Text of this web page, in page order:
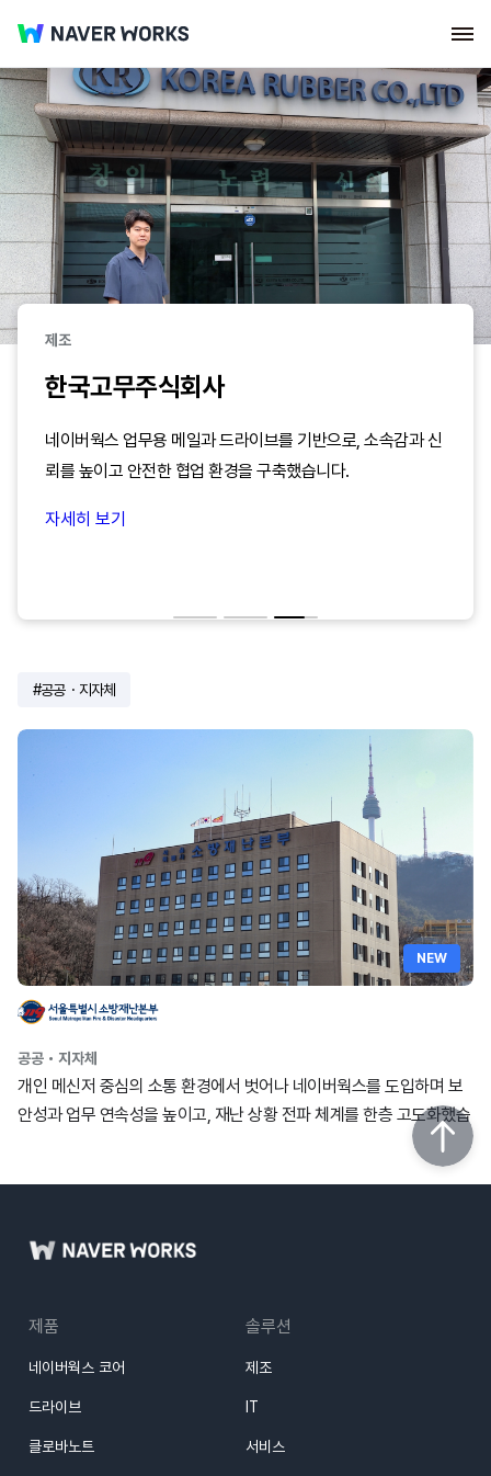
공공・지자체
의료・간호・제약
제조
한국고무주식회사
네이버웍스 업무용 메일과 드라이브를 기반으로, 소속감과 신
뢰를 높이고 안전한 협업 환경을 구축했습니다.
자세히 보기
공공・지자체
NEW
공공・지자체
개인 메신저 중심의 소통 환경에서 벗어나 네이버웍스를 도입하며 보
안성과 업무 연속성을 높이고, 재난 상황 전파 체계를 한층 고도화했습
제품
네이버웍스 코어
드라이브
클로바노트
솔루션
제조
IT
서비스